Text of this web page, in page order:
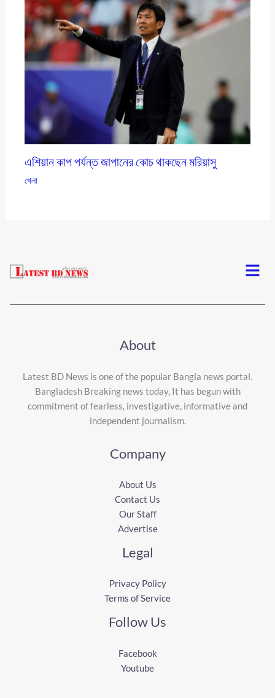
এশিয়ান কাপ পর্যন্ত জাপানের কোচ থাকছেন মরিয়াসু
খেলা
Menu
About
Latest BD News is one of the popular Bangla news portal.
Bangladesh Breaking news today, It has begun with
commitment of fearless, investigative, informative and
independent journalism.
Company
About Us
Contact Us
Our Staff
Advertise
Legal
Privacy Policy
Terms of Service
Follow Us
Facebook
Youtube